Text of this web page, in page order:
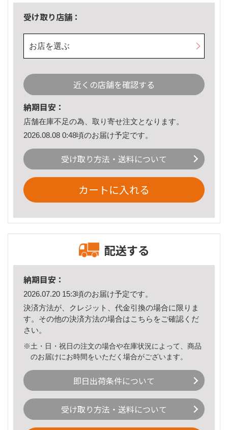
受け取り店舗：
お店を選ぶ
近くの店舗を確認する
納期目安：
店舗在庫不足の為、取り寄せ注文となります。
2026.08.08 0:48頃のお届け予定です。
受け取り方法・送料について
カートに入れる
配送する
納期目安：
2026.07.20 15:3頃のお届け予定です。
決済方法が、クレジット、代金引換の場合に限りま
す。その他の決済方法の場合はこちら をご確認くだ
さい。
※土・日・祝日の注文の場合や在庫状況によって、商品
のお届けにお時間をいただく場合がございます。
即日出荷条件について
受け取り方法・送料について